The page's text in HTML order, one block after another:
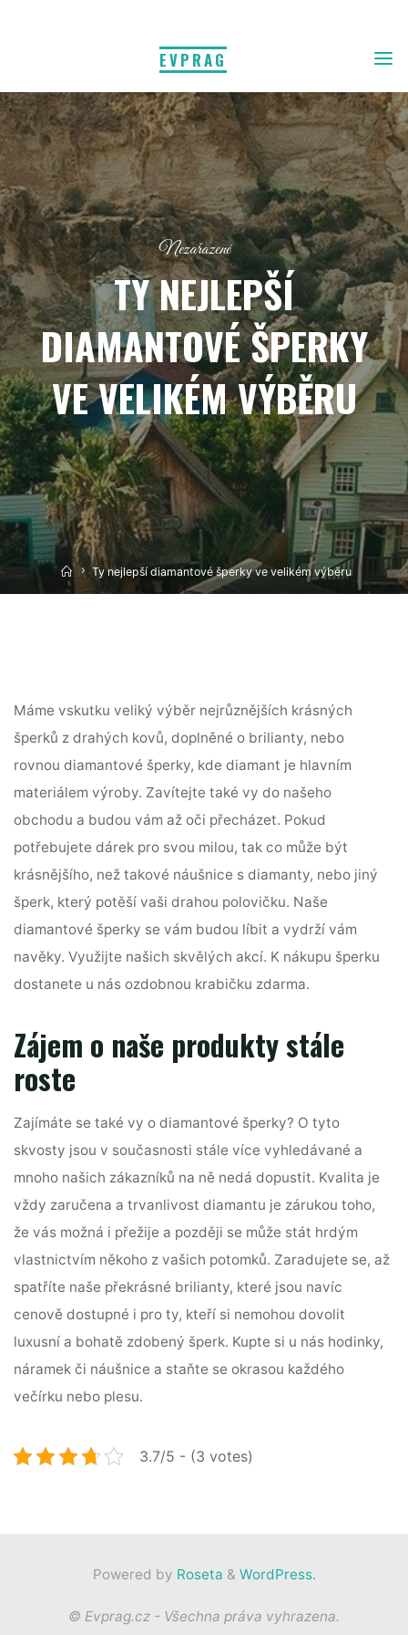
EVPRAG
Nezařazené
TY NEJLEPŠÍ
DIAMANTOVÉ ŠPERKY
VE VELIKÉM VÝBĚRU
HomeTy nejlepší diamantové šperky ve velikém výběru
Máme vskutku veliký výběr nejrůznějších krásných
šperků z drahých kovů, doplněné o brilianty, nebo
rovnoudiamantové šperky, kde diamant je hlavním
materiálem výroby. Zavítejte také vy do našeho
obchodu a budou vám až oči přecházet. Pokud
potřebujete dárek pro svou milou, tak co může být
krásnějšího, než takové náušnice s diamanty, nebo jiný
šperk, který potěší vaši drahou polovičku. Naše
diamantové šperky se vám budou líbit a vydrží vám
navěky. Využijte našich skvělých akcí. K nákupu šperku
dostanete u nás ozdobnou krabičku zdarma.
Zájem o naše produkty stále
roste
Zajímáte se také vy o diamantové šperky? O tyto
skvosty jsou v současnosti stále více vyhledávané a
mnoho našich zákazníků na ně nedá dopustit. Kvalita je
vždy zaručena a trvanlivost diamantu je zárukou toho,
že vás možná i přežije a později se může stát hrdým
vlastnictvím někoho z vašich potomků. Zaradujete se, až
spatříte naše překrásné brilianty, které jsou navíc
cenově dostupné i pro ty, kteří si nemohou dovolit
luxusní a bohatě zdobený šperk. Kupte si u nás hodinky,
náramek či náušnice a staňte se okrasou každého
večírku nebo plesu.
3.7/5 - (3 votes)
Powered by Roseta & WordPress.
© Evprag.cz - Všechna práva vyhrazena.